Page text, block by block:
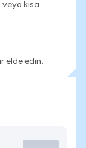
kısa
elde edin.